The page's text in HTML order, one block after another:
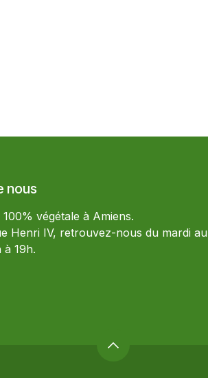
nous
végétale à Amiens.
Henri IV, retrouvez-nous du mardi au
à 19h.